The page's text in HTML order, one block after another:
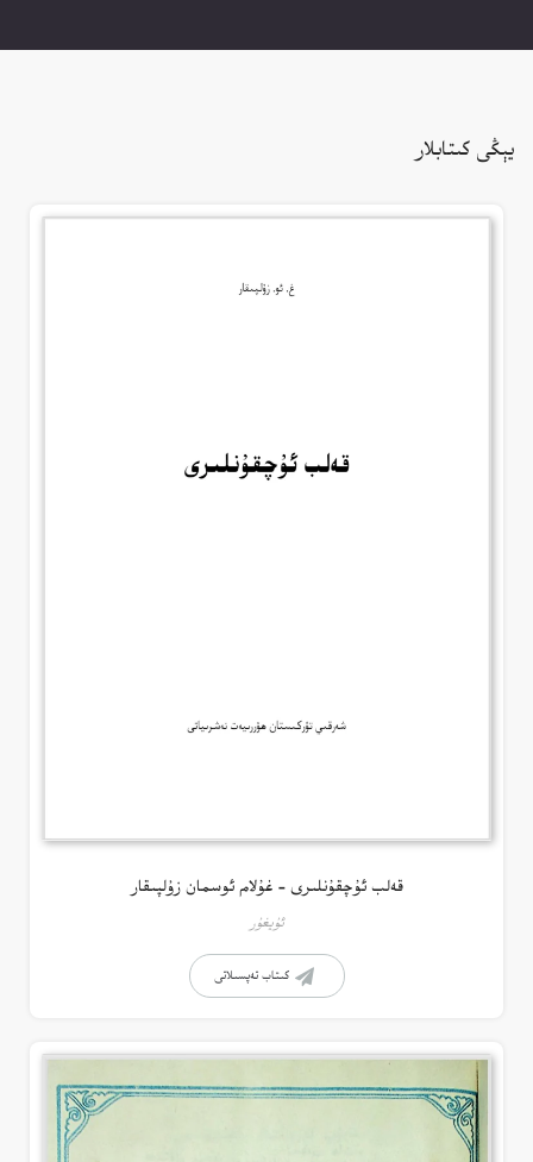
يېڭى كىتابلار
قەلب ئۇچقۇنلىرى – غۇلام ئوسمان زۇلپىقار
ئۇيغۇر
كىتاب تەپسىلاتى